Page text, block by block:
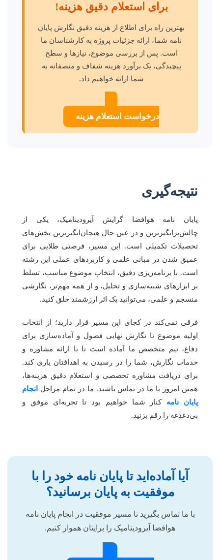
برای استعلام دقیق هزینه!
بهترین راه برای اطلاع از هزینه دقیق نگارش پایان
نامه شما، ارائه جزئیات پروژه به کارشناسان ما
است. پس از بررسی موضوع، نیازها و سطح
پیچیدگی، یک برآورد هزینه شفاف و منصفانه به
شما ارائه خواهیم داد.
درخواست استعلام هزینه
نتیجه‌گیری
پایان نامه هوافضا گرایش آیرودینامیک، یکی از
چالش‌برانگیزترین و در عین حال هیجان‌انگیزترین بخش‌های
تحصیلات تکمیلی است. این مسیر، فرصتی طلایی برای
عمیق شدن در مبانی علمی و کاربردهای عملی این رشته
است. با برنامه‌ریزی دقیق، انتخاب موضوع مناسب، تسلط
بر ابزارهای شبیه‌سازی و تحلیل، و از همه مهم‌تر، نگارشی
منسجم و علمی، می‌توانید یک اثر ارزشمند خلق کنید.
فرقی نمی‌کند در کجای این مسیر قرار دارید؛ از انتخاب
اولیه موضوع تا نگارش نهایی فصول و آماده‌سازی برای
دفاع، تیم متخصص ما آماده است تا با ارائه مشاوره و
خدمات نگارش، شما را در رسیدن به اهدافتان یاری کند.
برای دریافت مشاوره تخصصی و استعلام دقیق هزینه‌ها،
همین امروز با ما در تماس باشید. ما در تمام مراحل انجام
پایان نامه کنار شما خواهیم بود تا تجربه‌ای موفق و
بی‌دغدغه را رقم بزنید.
آیا آماده‌اید تا پایان نامه خود را با
موفقیت به پایان برسانید؟
با ما تماس بگیرید تا مسیر موفقیت در انجام پایان نامه
هوافضا آیرودینامیک را برایتان هموار کنیم.